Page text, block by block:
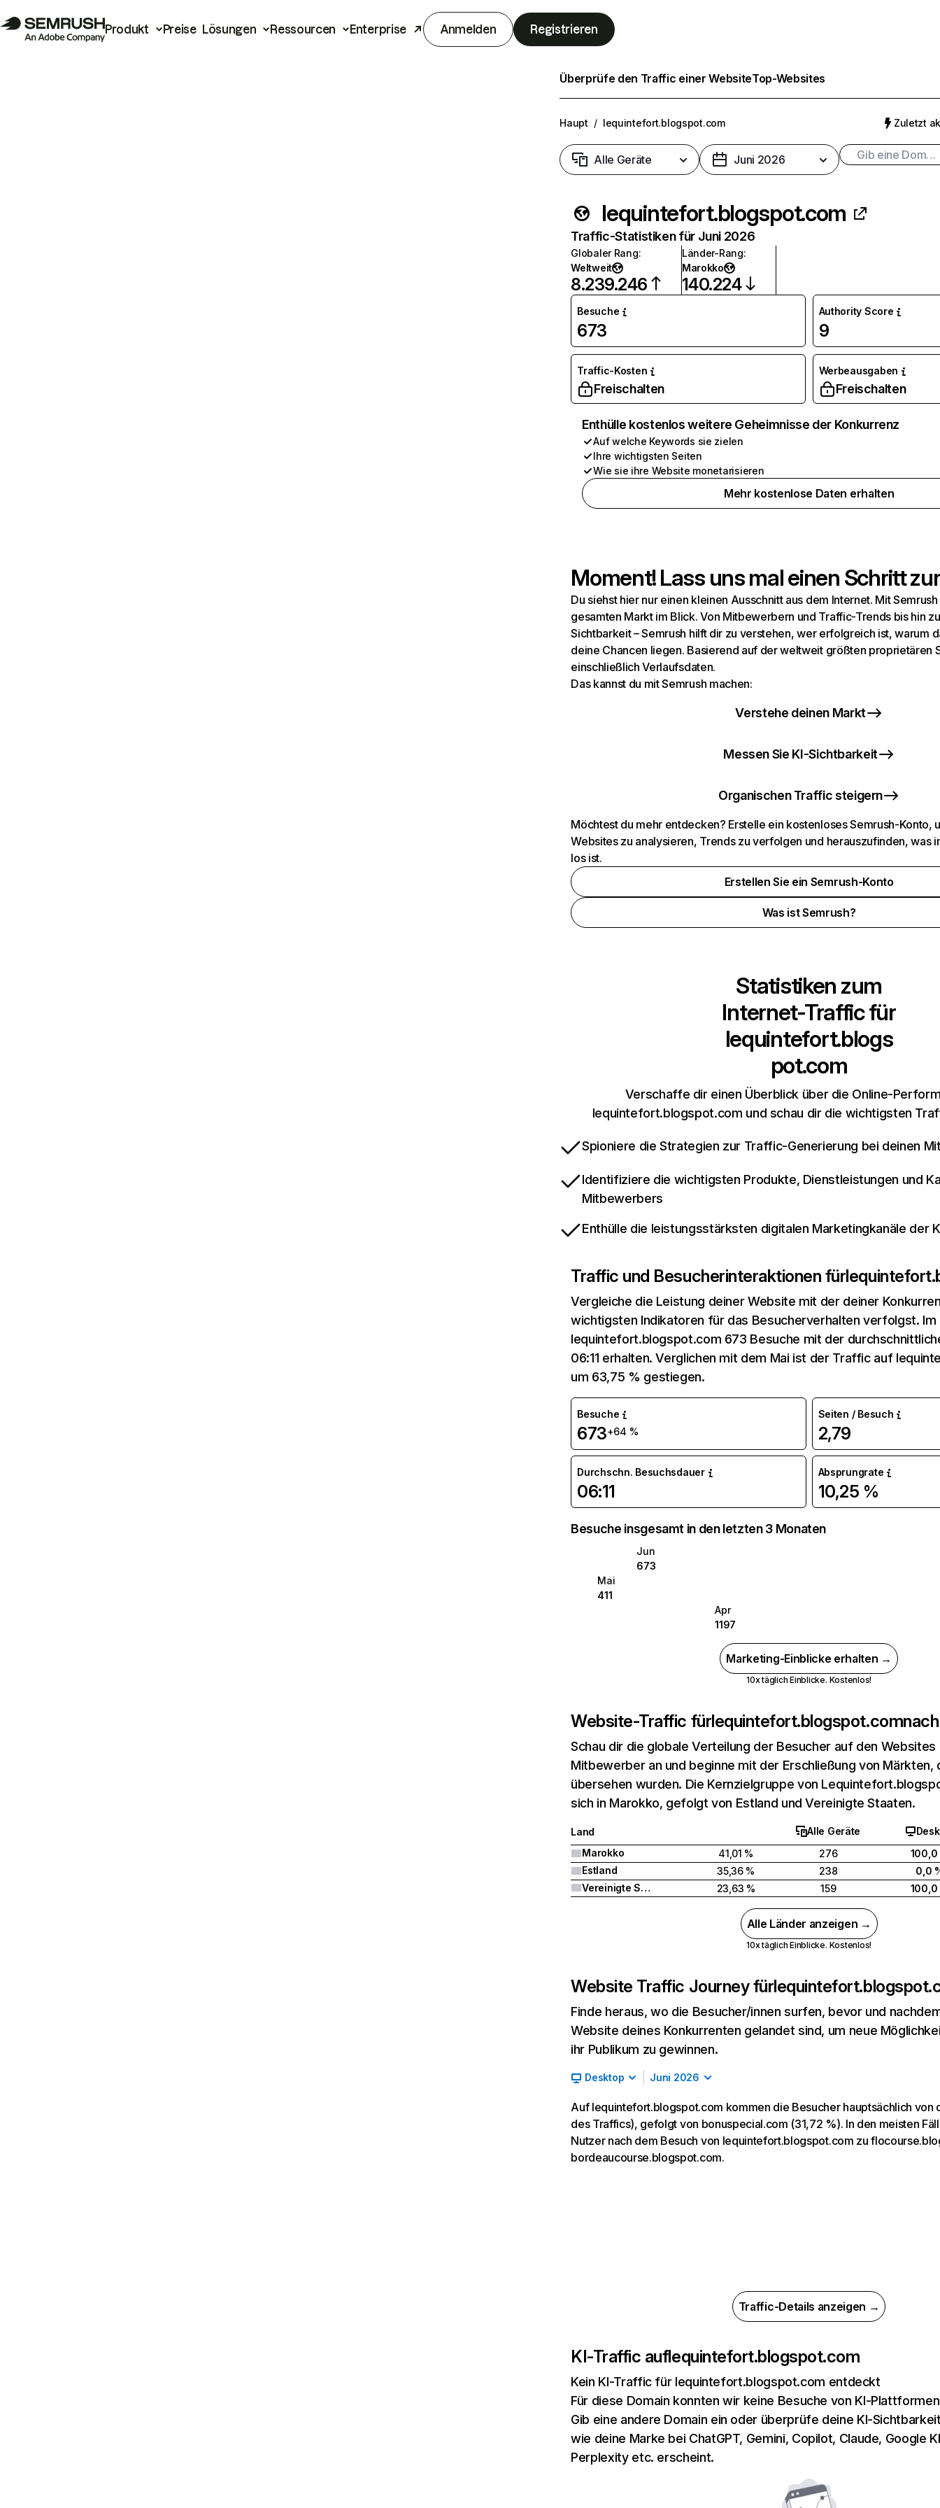
Produkt Preise Lösungen Ressourcen Enterprise Anmelden Registrieren
Überprüfe den Traffic einer WebsiteTop-Websites
Haupt / lequintefort.blogspot.com Zuletzt
Alle Geräte Juni 2026
lequintefort.blogspot.com
Traffic-Statistiken für Juni 2026
Globaler Rang:
Weltweit
8.239.246
Länder-Rang:
Marokko
140.224
Besuche
673
Authority Score
9
Traffic-Kosten
Freischalten
Werbeausgaben
Freischalten
Enthülle kostenlos weitere Geheimnisse der Konkurrenz
Auf welche Keywords sie zielen
Ihre wichtigsten Seiten
Wie sie ihre Website monetarisieren
Mehr kostenlose Daten erhalten
Moment! Lass uns mal einen Schritt
Du siehst hier nur einen kleinen Ausschnitt aus dem Internet. Mit
gesamten Markt im Blick. Von Mitbewerbern und Traffic-Trends bis hin
Sichtbarkeit – Semrush hilft dir zu verstehen, wer erfolgreich ist, warum
deine Chancen liegen. Basierend auf der weltweit größten proprietären
einschließlich Verlaufsdaten.
Das kannst du mit Semrush machen:
Verstehe deinen Markt
Messen Sie KI-Sichtbarkeit
Organischen Traffic steigern
Möchtest du mehr entdecken? Erstelle ein kostenloses Semrush-Konto,
Websites zu analysieren, Trends zu verfolgen und herauszufinden, was
los ist.
Erstellen Sie ein Semrush-Konto
Was ist Semrush?
Statistiken zum
Internet-Traffic für
lequintefort.blogs
pot.com
Verschaffe dir einen Überblick über die Online-
lequintefort.blogspot.com und schau dir die wichtigsten
Spioniere die Strategien zur Traffic-Generierung bei deinen
Identifiziere die wichtigsten Produkte, Dienstleistungen und
Mitbewerbers
Enthülle die leistungsstärksten digitalen Marketingkanäle der
Traffic und Besucherinteraktionen für
Vergleiche die Leistung deiner Website mit der deiner
wichtigsten Indikatoren für das Besucherverhalten verfolgst. Im
lequintefort.blogspot.com 673 Besuche mit der
06:11 erhalten. Verglichen mit dem Mai ist der Traffic auf
um 63,75 % gestiegen.
Besuche
673+64 %
Seiten / Besuch
2,79
Durchschn. Besuchsdauer
06:11
Absprungrate
10,25 %
Besuche insgesamt in den letzten 3 Monaten
Jun
673
Mai
411
Apr
1197
Marketing-Einblicke erhalten →
10x täglich Einblicke. Kostenlos!
Website-Traffic fürlequintefort.blogspot.com
Schau dir die globale Verteilung der Besucher auf den Websites
Mitbewerber an und beginne mit der Erschließung von Märkten,
übersehen wurden. Die Kernzielgruppe von
sich in Marokko, gefolgt von Estland und Vereinigte Staaten.
Land Alle Geräte
Marokko
41,01 % 276
100,0
Estland
35,36 % 238
0,0
Vereinigte Staaten
23,63 % 159 100,0
Alle Länder anzeigen →
10x täglich Einblicke. Kostenlos!
Website Traffic Journey für
Finde heraus, wo die Besucher/innen surfen, bevor und
Website deines Konkurrenten gelandet sind, um neue
ihr Publikum zu gewinnen.
Desktop Juni 2026
Auf lequintefort.blogspot.com kommen die Besucher hauptsächlich von
des Traffics), gefolgt von bonuspecial.com (31,72 %). In den meisten
Nutzer nach dem Besuch von lequintefort.blogspot.com zu
bordeaucourse.blogspot.com.
Traffic-Details anzeigen →
KI-Traffic auflequintefort.blogspot.com
Kein KI-Traffic für lequintefort.blogspot.com entdeckt
Für diese Domain konnten wir keine Besuche von KI-
Gib eine andere Domain ein oder überprüfe deine KI-
wie deine Marke bei ChatGPT, Gemini, Copilot, Claude, Google
Perplexity etc. erscheint.